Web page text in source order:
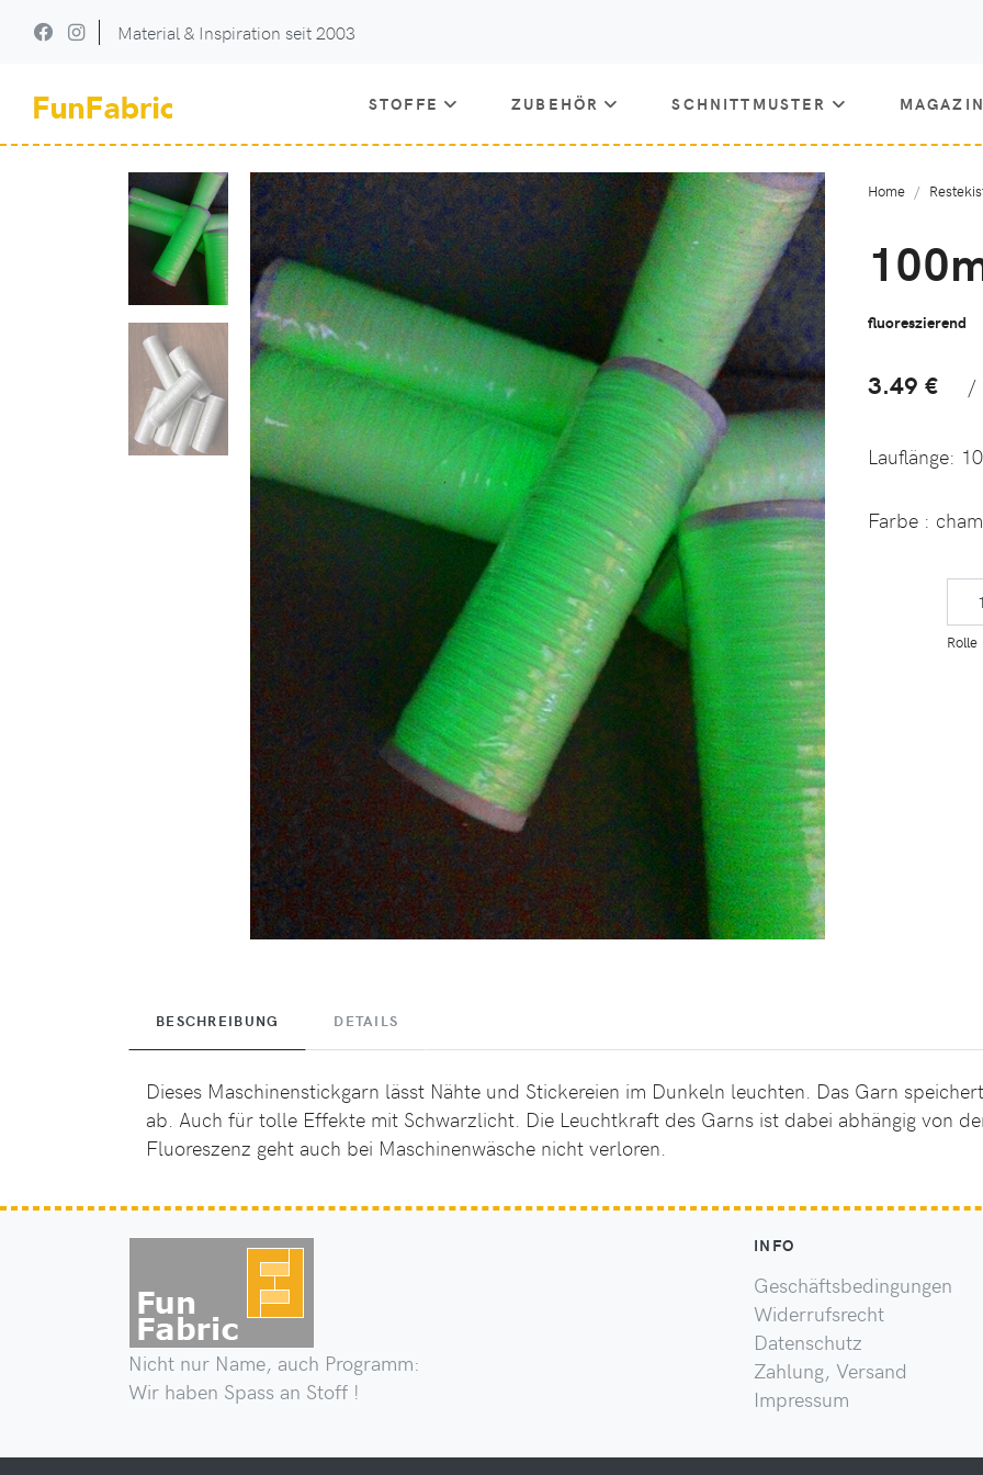
Material & Inspiration seit 2003
STOFFE ZUBEHÖR SCHNITTMUSTER MAGAZIN
Home
fluoreszierend
3.49 € /
Lauflänge:
Farbe :
Rolle
BESCHREIBUNG DETAILS
Dieses Maschinenstickgarn lässt Nähte und Stickereien im Dunkeln leuchten. Das Garn
ab. Auch für tolle Effekte mit Schwarzlicht. Die Leuchtkraft des Garns ist dabei abhängig von
Fluoreszenz geht auch bei Maschinenwäsche nicht verloren.
Nicht nur Name, auch Programm:
Wir haben Spass an Stoff !
INFO
Geschäftsbedingungen
Widerrufsrecht
Datenschutz
Zahlung, Versand
Impressum